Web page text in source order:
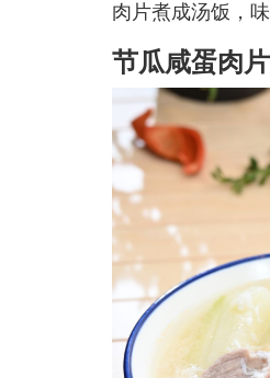
肉片煮成汤饭，
节瓜咸蛋肉